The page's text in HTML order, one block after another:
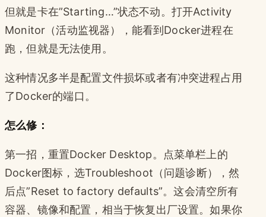
但就是卡在”Starting…”状态不动。打开Activity
Monitor（活动监视器），能看到Docker进程在
跑，但就是无法使用。
这种情况多半是配置文件损坏或者有冲突进程占用
了Docker的端口。
怎么修：
第一招，重置Docker Desktop。点菜单栏上的
Docker图标，选Troubleshoot（问题诊断），然
后点”Reset to factory defaults”。这会清空所有
容器、镜像和配置，相当于恢复出厂设置。如果你